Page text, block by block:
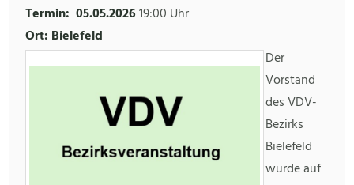
Termin: 05.05.202619:00 Uhr
Ort: Bielefeld
Der
Vorstand
des VDV-
Bezirks
Bielefeld
wurde auf